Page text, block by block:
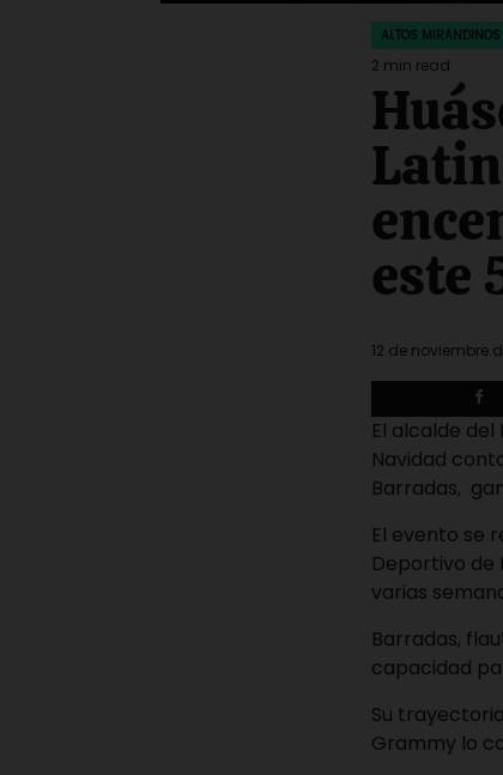
POSTED
IN
ALTOS MIRANDINOS
Estimated
read
time
2 min read
este
12 de noviembre
El alcalde del
Navidad
Barradas,
El evento se
Deportivo de
varias
Barradas,
capacidad
Su
Grammy lo